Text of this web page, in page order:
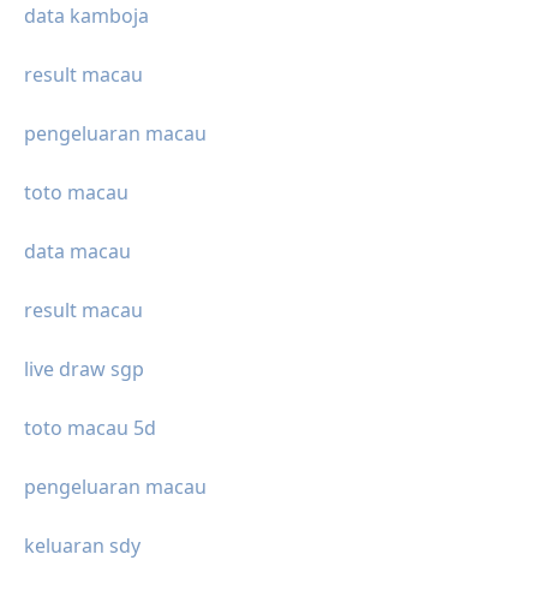
data kamboja
result macau
pengeluaran macau
toto macau
data macau
result macau
live draw sgp
toto macau 5d
pengeluaran macau
keluaran sdy